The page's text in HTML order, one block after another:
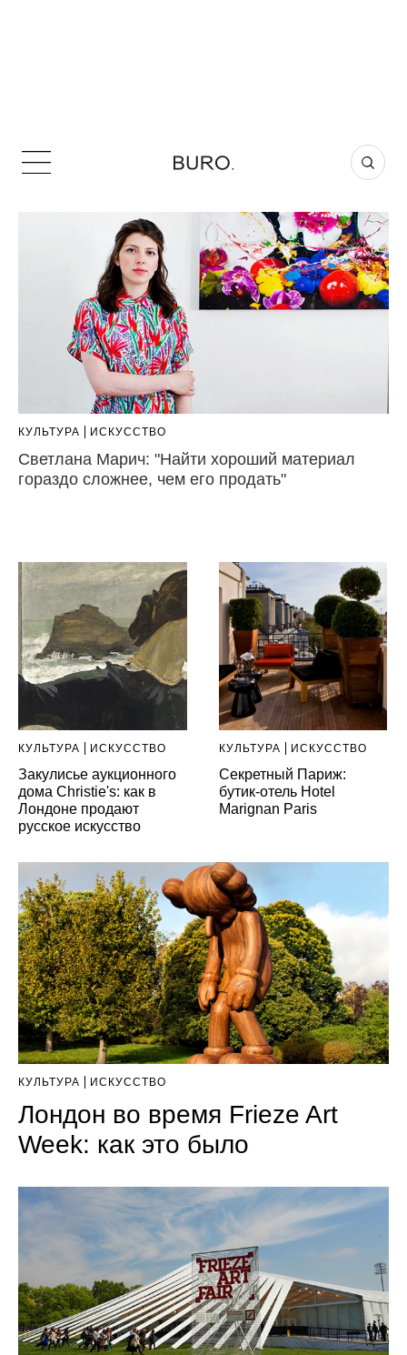
КУЛЬТУРА ИСКУССТВО
Светлана Марич: "Найти хороший материал
гораздо сложнее, чем его продать"
КУЛЬТУРА ИСКУССТВО
Закулисье аукционного
дома Christie's: как в
Лондоне продают
русское искусство
КУЛЬТУРА ИСКУССТВО
Секретный Париж:
бутик-отель Hotel
Marignan Paris
КУЛЬТУРА ИСКУССТВО
Лондон во время Frieze Art
Week: как это было